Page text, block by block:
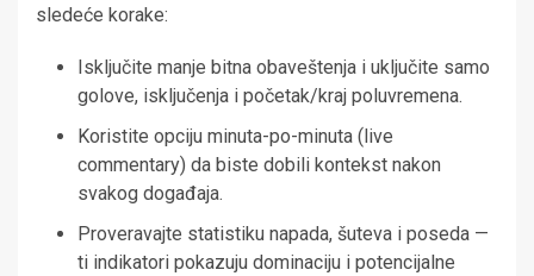
sledeće korake:
Isključite manje bitna obaveštenja i uključite samo
golove, isključenja i početak/kraj poluvremena.
Koristite opciju minuta-po-minuta (live
commentary) da biste dobili kontekst nakon
svakog događaja.
Proveravajte statistiku napada, šuteva i poseda —
ti indikatori pokazuju dominaciju i potencijalne